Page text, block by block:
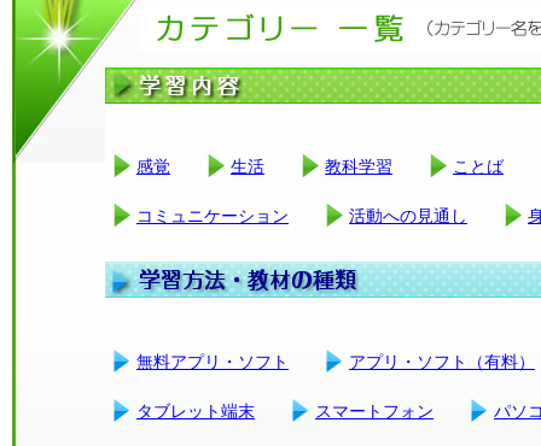
感覚 生活 教科学習 ことば
コミュニケーション 活動への見通し
無料アプリ・ソフト アプリ・ソフト（有料）
タブレット端末 スマートフォン パソ